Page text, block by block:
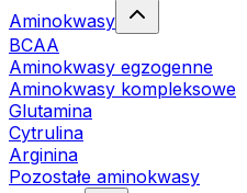
Aminokwasy
BCAA
Aminokwasy egzogenne
Aminokwasy kompleksowe
Glutamina
Cytrulina
Arginina
Pozostałe aminokwasy